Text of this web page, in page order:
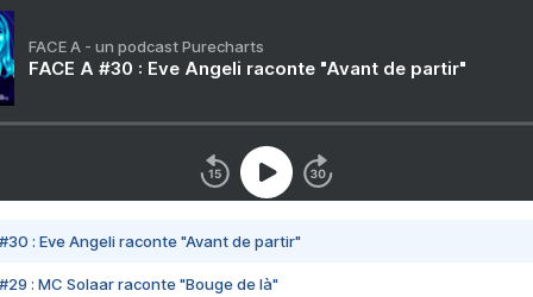
FACE A - un podcast Purecharts
FACE A #30 : Eve Angeli raconte "Avant de partir"
#30 : Eve Angeli raconte "Avant de partir"
#29 : MC Solaar raconte "Bouge de là"